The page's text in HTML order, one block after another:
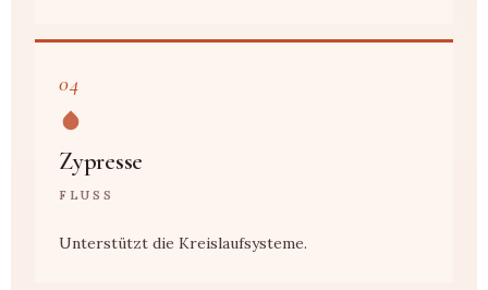
04
Zypresse
FLUSS
Unterstützt die Kreislaufsysteme.